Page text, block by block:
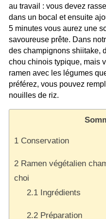
au travail : vous devez
dans un bocal et ensuite
5 minutes vous aurez une
savoureuse prête. Dans
des champignons shiitake,
chou chinois typique, mais
ramen avec les légumes
préférez, vous pouvez
nouilles de riz.
1 Conservation
2 Ramen végétalien
choi
2.1Ingrédients
2.2Préparation